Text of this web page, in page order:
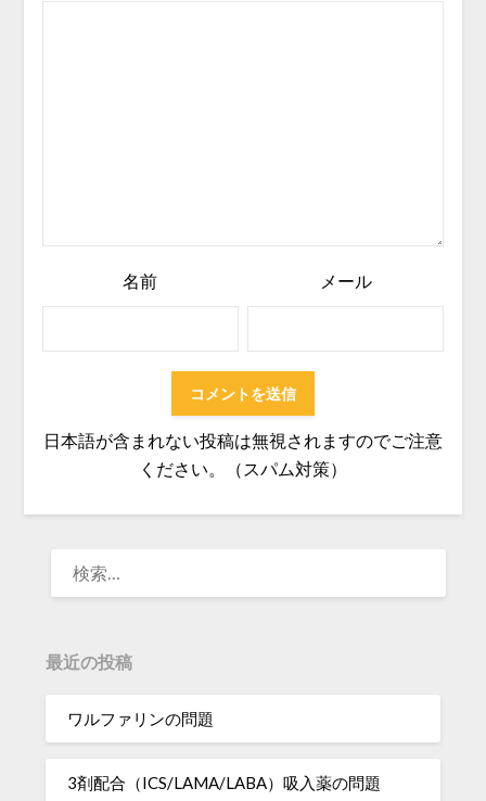
名前 メール
日本語が含まれない投稿は無視されますのでご注意
ください。（スパム対策）
最近の投稿
ワルファリンの問題
3剤配合（ICS/LAMA/LABA）吸入薬の問題